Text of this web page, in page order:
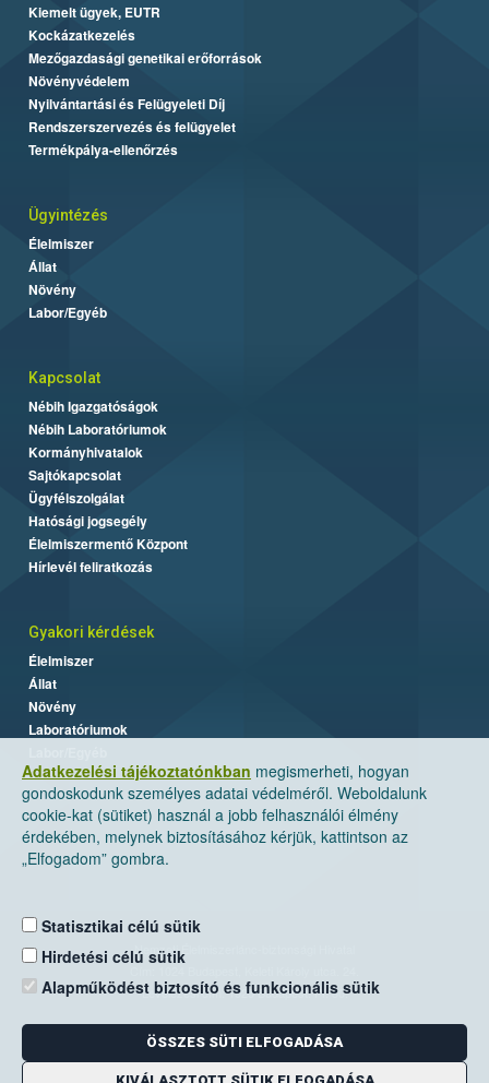
Adatkezelési tájékoztatónkban megismerheti, hogyan
gondoskodunk személyes adatai védelméről. Weboldalunk
cookie-kat (sütiket) használ a jobb felhasználói élmény
érdekében, melynek biztosításához kérjük, kattintson az
„Elfogadom” gombra.
Statisztikai célú sütik
Hirdetési célú sütik
Alapműködést biztosító és funkcionális sütik
ÖSSZES SÜTI ELFOGADÁSA
Kiemelt ügyek, EUTR
Kockázatkezelés
Mezőgazdasági genetikai erőforrások
Növényvédelem
Nyilvántartási és Felügyeleti Díj
Rendszerszervezés és felügyelet
Termékpálya-ellenőrzés
Ügyintézés
Élelmiszer
Állat
Növény
Labor/Egyéb
Kapcsolat
Nébih Igazgatóságok
Nébih Laboratóriumok
Kormányhivatalok
Sajtókapcsolat
Ügyfélszolgálat
Hatósági jogsegély
Élelmiszermentő Központ
Hírlevél feliratkozás
Gyakori kérdések
Élelmiszer
Állat
Növény
Laboratóriumok
Nemzeti Élelmiszerlánc-biztonsági Hivatal
Levelezési cím: 1525 Budapest. Pf. 30.
E-mail:ugyfelszolgalat@nebih.gov.hu
Zöld szám: 06-80/263-244